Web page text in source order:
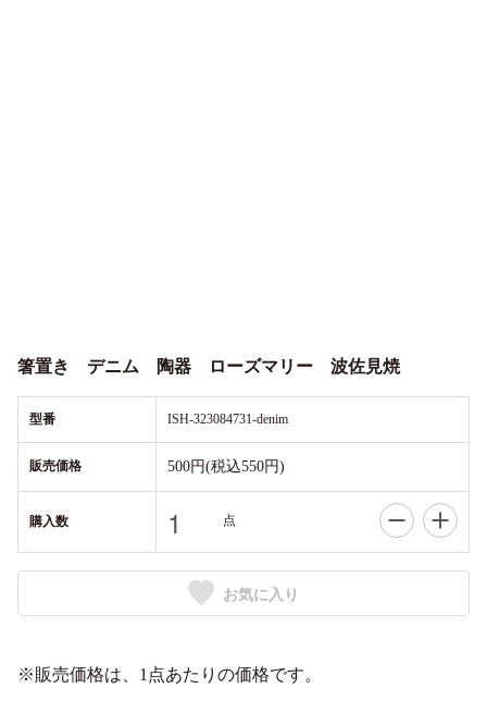
箸置き デニム 陶器 ローズマリー 波佐見焼
型番 ISH-323084731-denim
販売価格 500円(税込550円)
購入数 点
お気に入り
※販売価格は、1点あたりの価格です。